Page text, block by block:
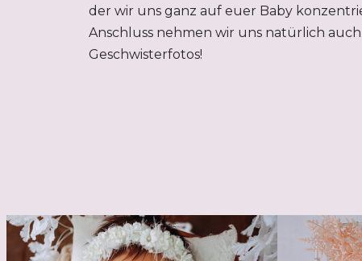
der wir uns ganz auf euer Baby
Anschluss nehmen wir uns natürlich
Geschwisterfotos!